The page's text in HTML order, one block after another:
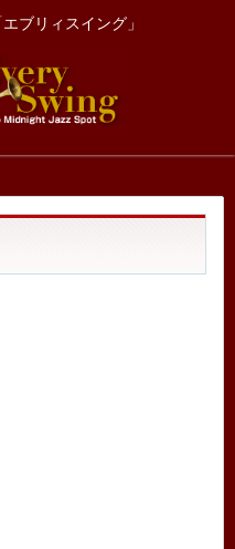
ブリィスイング」